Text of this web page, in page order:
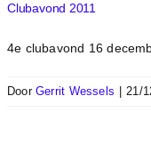
Clubavond 2011
4e clubavond 16
DoorGerrit Wessels 21/